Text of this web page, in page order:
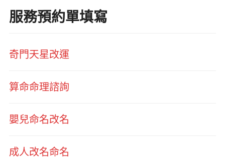
服務預約單填寫
奇門天星改運
算命命理諮詢
嬰兒命名改名
成人改名命名